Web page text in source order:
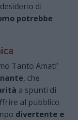
di
potrebbe
Tanto Amati’
, che
a spunti di
al pubblico
divertente e